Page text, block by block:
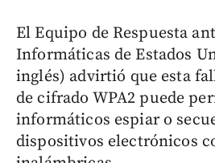
El Equipo de Respuesta
Informáticas de Estados
inglés) advirtió que esta
de cifrado WPA2 puede
informáticos espiar o
dispositivos electrónicos